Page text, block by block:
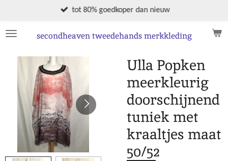
naar
hoofdinhoud
secondheaven tweedehands merkkleding
tot 80% goedkoper dan nieuw
Ulla Popken
meerkleurig
doorschijnend
tuniek met
kraaltjes maat
50/52